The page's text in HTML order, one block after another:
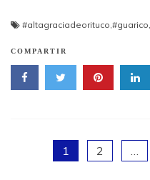
#altagraciadeorituco #guarico
COMPARTIR
Paginación
1 2